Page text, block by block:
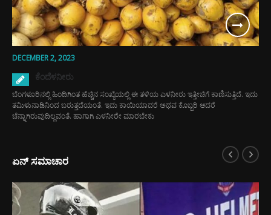
DECEMBER 2, 2023
ಕೆಂದೆಳನೀರು
ಬೆಂಗಳೂರಿನಲ್ಲಿ ಹಿಂದಿಗಿಂತ ಹೆಚ್ಚಿನ ಸಂಖ್ಯೆಯಲ್ಲಿ ಈ ತಳಿಯ ಎಳನೀರು ಇತ್ತೀಚಿಗೆ ಕಾಣಿಸುತ್ತಿದೆ. ಇದು
ತಮಿಳುನಾಡಿನಿಂದ ಬರುತ್ತದೆಯಂತೆ. ಇದು ಕಾಯಿಯಾದರೆ ಅಥವ ಕೊಬ್ಬರಿ ಆದರೆ
ಚೆನ್ನಾಗಿರುವುದಿಲ್ಲವಂತೆ. ಹಾಗಾಗಿ ಎಳನೀರೇ ಮಾರಬೇಕು
ಏನ್ ಸಮಾಚಾರ